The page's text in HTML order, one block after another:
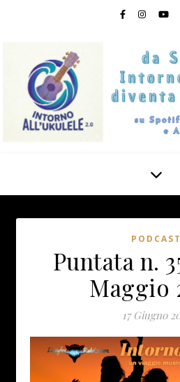
PODCAST
Puntata n.
Maggio
17 Giugno